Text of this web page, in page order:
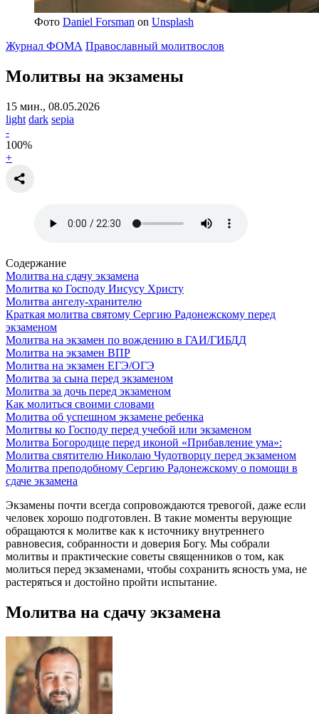
Фото Daniel Forsman on Unsplash
Журнал ФОМА Православный молитвослов
Молитвы на экзамены
15 мин., 08.05.2026
light dark sepia
-
100%
+
Содержание
Молитва на сдачу экзамена
Молитва ко Господу Иисусу Христу
Молитва ангелу-хранителю
Краткая молитва святому Сергию Радонежскому перед
экзаменом
Молитва на экзамен по вождению в ГАИ/ГИБДД
Молитва на экзамен ВПР
Молитва на экзамен ЕГЭ/ОГЭ
Молитва за сына перед экзаменом
Молитва за дочь перед экзаменом
Как молиться своими словами
Молитва об успешном экзамене ребенка
Молитвы ко Господу перед учебой или экзаменом
Молитва Богородице перед иконой «Прибавление ума»:
Молитва святителю Николаю Чудотворцу перед экзаменом
Молитва преподобному Сергию Радонежскому о помощи в
сдаче экзамена
Экзамены почти всегда сопровождаются тревогой, даже если
человек хорошо подготовлен. В такие моменты верующие
обращаются к молитве как к источнику внутреннего
равновесия, собранности и доверия Богу. Мы собрали
молитвы и практические советы священников о том, как
молиться перед экзаменами, чтобы сохранить ясность ума, не
растеряться и достойно пройти испытание.
Молитва на сдачу экзамена